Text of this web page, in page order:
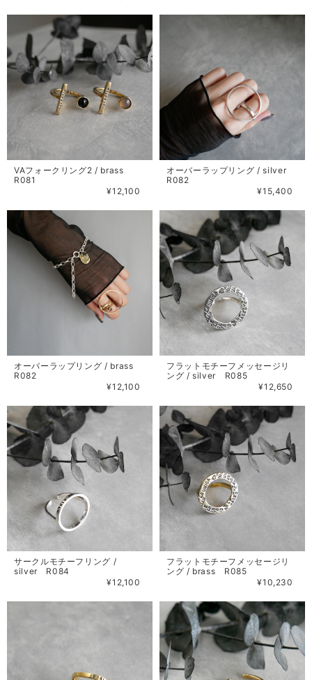
VAフォークリング2 / brass
R081
¥12,100
オーバーラップリング / silver
R082
¥15,400
オーバーラップリング / brass
R082
¥12,100
フラットモチーフメッセージリ
ング / silver R085
¥12,650
サークルモチーフリング /
silver R084
¥12,100
フラットモチーフメッセージリ
ング / brass R085
¥10,230